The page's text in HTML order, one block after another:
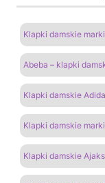
Klapki damskie
Abeba – klapki
Klapki damskie
Klapki damskie
Klapki damskie